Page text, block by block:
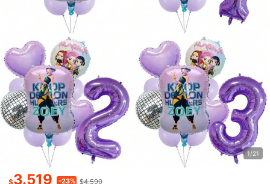
1/21
$3.519 -23% $4.590